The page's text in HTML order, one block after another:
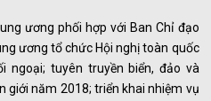
ương phối hợp với Ban Chỉ đạo
ương tổ chức Hội nghị toàn quốc
ngoại; tuyên truyền biển, đảo và
giới năm 2018; triển khai nhiệm vụ